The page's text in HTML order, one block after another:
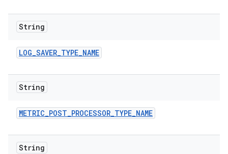
String
LOG_SAVER_TYPE_NAME
String
METRIC_POST_PROCESSOR_TYPE_NAME
String